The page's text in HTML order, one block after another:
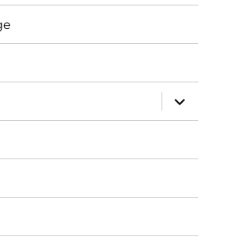
öffnen